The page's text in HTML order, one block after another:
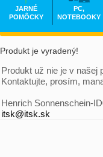
Produkt je vyradený!
Produkt už nie je v našej
Kontaktujte, prosím,
Henrich Sonnenschein-
itsk@itsk.sk
JARNÉ
POMÔCKY
PC,
NOTEBOOKY